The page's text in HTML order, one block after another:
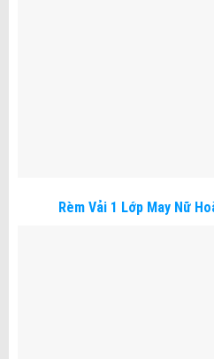
Rèm Vải 1 Lớp May Nữ